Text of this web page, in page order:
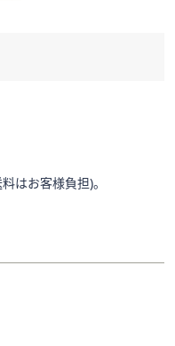
はお客様負担)。